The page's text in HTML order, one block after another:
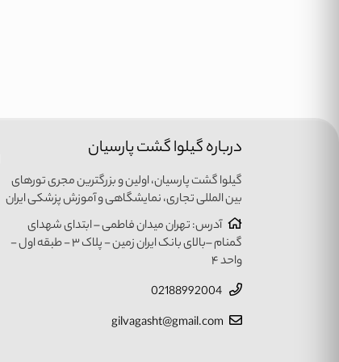
درباره گیلوا گشت پارسیان
گیلوا گشت پارسیان، اولین و بزرگترین مجری تورهای
بین المللی تجاری، نمایشگاهی و آموزش پزشکی ایران
آدرس: تهران میدان فاطمی – ابتدای شهدای
گمنام –بالای بانک ایران زمین - پلاک ۳ - طبقه اول -
واحد ۴
gilvagasht@gmail.com